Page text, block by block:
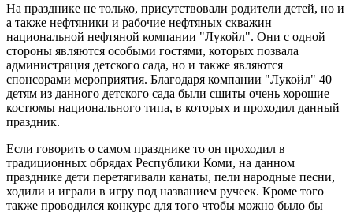
На празднике не только, присутствовали родители детей, но и
а также нефтяники и рабочие нефтяных скважин
национальной нефтяной компании "Лукойл". Они с одной
стороны являются особыми гостями, которых позвала
администрация детского сада, но и также являются
спонсорами мероприятия. Благодаря компании "Лукойл" 40
детям из данного детского сада были сшиты очень хорошие
костюмы национального типа, в которых и проходил данный
праздник.
Если говорить о самом празднике то он проходил в
традиционных обрядах Республики Коми, на данном
празднике дети перетягивали канаты, пели народные песни,
ходили и играли в игру под названием ручеек. Кроме того
также проводился конкурс для того чтобы можно было бы